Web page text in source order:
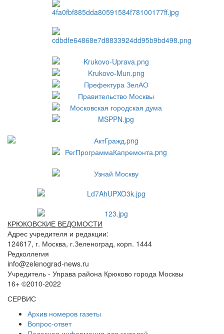
КРЮКОВСКИЕ ВЕДОМОСТИ
Адрес учредителя и редакции:
124617, г. Москва, г.Зеленоград, корп. 1444
Редколлегия
info@zelenograd-news.ru
Учредитель - Управа района Крюково города Москвы
16+ ©2010-2022
СЕРВИС
Архив номеров газеты
Вопрос-ответ